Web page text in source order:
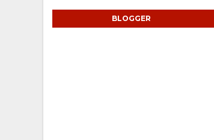
BLOGGER